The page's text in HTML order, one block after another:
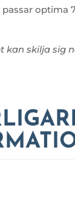
optima
kan skilja sig